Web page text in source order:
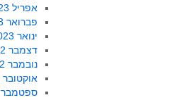
אפריל 2023
פברואר 2023
ינואר 2023
דצמבר 2022
נובמבר 2022
אוקטובר 2022
ספטמבר 2022